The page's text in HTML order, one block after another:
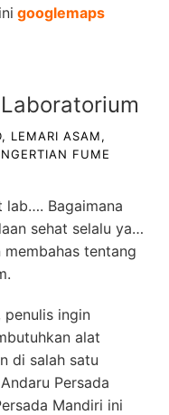
googlemaps
, LEMARI ASAM,
FUME
lab…. Bagaimana
sehat selalu ya…
tentang
penulis ingin
alat
di salah satu
Persada
Mandiri ini